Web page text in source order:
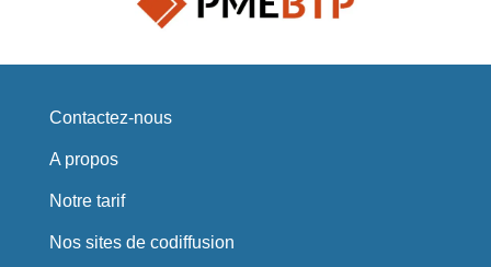
Contactez-nous
A propos
Notre tarif
Nos sites de codiffusion